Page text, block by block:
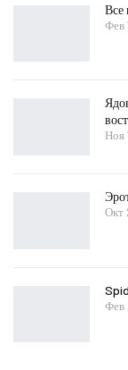
Все
Фев
Ноя
Окт
Фев